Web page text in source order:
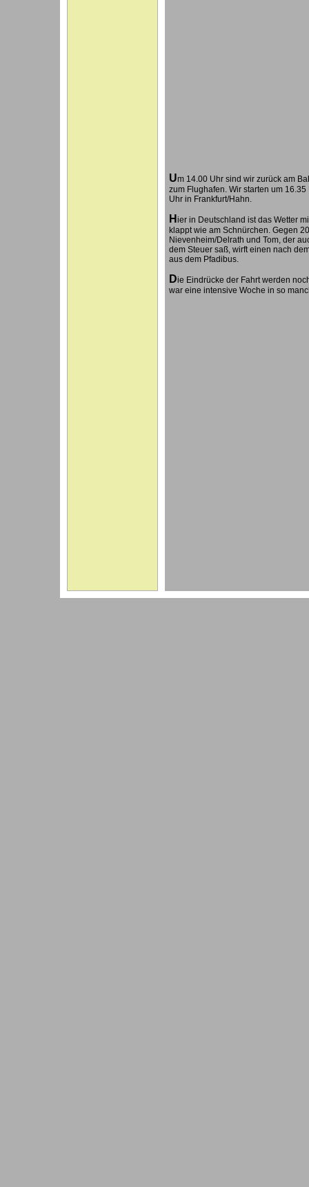
Um 14.00 Uhr sind wir zurück am
zum Flughafen. Wir starten um
Uhr in Frankfurt/Hahn.
Hier in Deutschland ist das Wetter
klappt wie am Schnürchen. Gegen
Nievenheim/Delrath und Tom, der
dem Steuer saß, wirft einen nach
aus dem Pfadibus.
Die Eindrücke der Fahrt werden
war eine intensive Woche in so